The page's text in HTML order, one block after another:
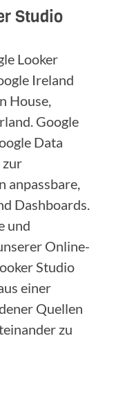
Studio
Looker
Ireland
House,
Google
Data
zur
anpassbare,
Dashboards.
und
Online-
Studio
einer
Quellen
zu